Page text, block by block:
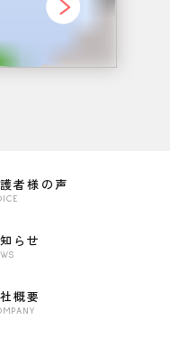
者様の声
らせ
概要